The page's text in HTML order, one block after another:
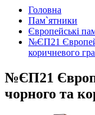
Головна
Пам`ятники
Європейські
№ЄП21
коричневого
№ЄП21
чорного та